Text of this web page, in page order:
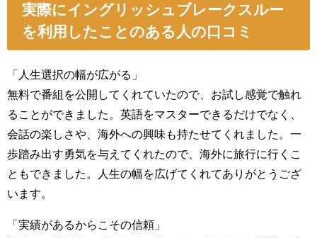
実際にイングリッシュブレークスルー
を利用したことのある人の口コミ
「人生選択の幅が広がる」
無料で番組を公開してくれていたので、お試し感覚で触れ
ることができました。英語をマスターできるだけでなく、
会話の楽しさや、海外への興味も持たせてくれました。一
歩踏み出す勇気を与えてくれたので、海外に旅行に行くこ
ともできました。人生の幅を広げてくれてありがとうござ
います。
「実績があるからこその信頼」